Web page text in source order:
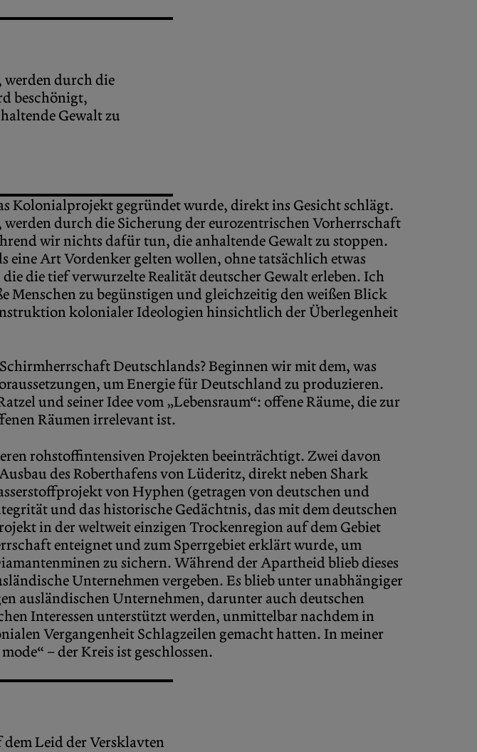
durch die
beschönigt,
Gewalt zu
Kolonialprojekt gegründet wurde, direkt ins Gesicht schlägt.
durch die Sicherung der eurozentrischen Vorherrschaft
wir nichts dafür tun, die anhaltende Gewalt zu stoppen.
Art Vordenker gelten wollen, ohne tatsächlich etwas
die tief verwurzelte Realität deutscher Gewalt erleben. Ich
Menschen zu begünstigen und gleichzeitig den weißen Blick
kolonialer Ideologien hinsichtlich der Überlegenheit
Deutschlands? Beginnen wir mit dem, was
um Energie für Deutschland zu produzieren.
und seiner Idee vom „Lebensraum“: offene Räume, die zur
Räumen irrelevant ist.
rohstoffintensiven Projekten beeinträchtigt. Zwei davon
des Roberthafens von Lüderitz, direkt neben Shark
von Hyphen (getragen von deutschen und
und das historische Gedächtnis, das mit dem deutschen
in der weltweit einzigen Trockenregion auf dem Gebiet
enteignet und zum Sperrgebiet erklärt wurde, um
zu sichern. Während der Apartheid blieb dieses
Unternehmen vergeben. Es blieb unter unabhängiger
ausländischen Unternehmen, darunter auch deutschen
Interessen unterstützt werden, unmittelbar nachdem in
Vergangenheit Schlagzeilen gemacht hatten. In meiner
– der Kreis ist geschlossen.
dem Leid der Versklavten